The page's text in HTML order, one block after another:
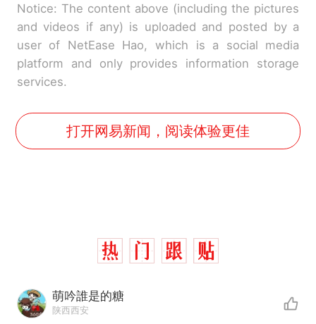
Notice: The content above (including the pictures
and videos if any) is uploaded and posted by a
user of NetEase Hao, which is a social media
platform and only provides information storage
services.
打开网易新闻，阅读体验更佳
萌吟誰是的糖
陕西西安